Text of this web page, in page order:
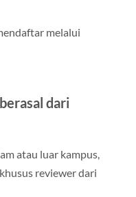
melalui
dari
atau luar kampus,
reviewer dari